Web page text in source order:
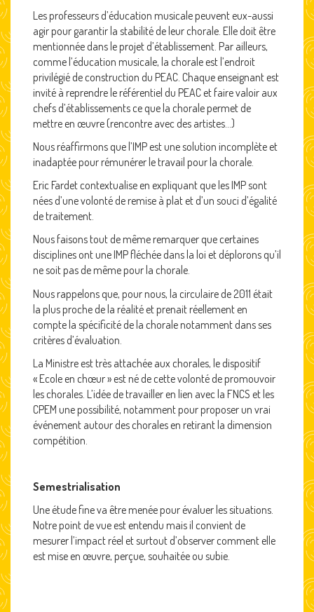
Les professeurs d’éducation musicale peuvent eux-aussi
agir pour garantir la stabilité de leur chorale. Elle doit être
mentionnée dans le projet d’établissement. Par ailleurs,
comme l’éducation musicale, la chorale est l’endroit
privilégié de construction du PEAC. Chaque enseignant est
invité à reprendre le référentiel du PEAC et faire valoir aux
chefs d’établissements ce que la chorale permet de
mettre en œuvre (rencontre avec des artistes…)
Nous réaffirmons que l’IMP est une solution incomplète et
inadaptée pour rémunérer le travail pour la chorale.
Eric Fardet contextualise en expliquant que les IMP sont
nées d’une volonté de remise à plat et d’un souci d’égalité
de traitement.
Nous faisons tout de même remarquer que certaines
disciplines ont une IMP fléchée dans la loi et déplorons qu’il
ne soit pas de même pour la chorale.
Nous rappelons que, pour nous, la circulaire de 2011 était
la plus proche de la réalité et prenait réellement en
compte la spécificité de la chorale notamment dans ses
critères d’évaluation.
La Ministre est très attachée aux chorales, le dispositif
« Ecole en chœur » est né de cette volonté de promouvoir
les chorales. L’idée de travailler en lien avec la FNCS et les
CPEM une possibilité, notamment pour proposer un vrai
événement autour des chorales en retirant la dimension
compétition.
Semestrialisation
Une étude fine va être menée pour évaluer les situations.
Notre point de vue est entendu mais il convient de
mesurer l’impact réel et surtout d’observer comment elle
est mise en œuvre, perçue, souhaitée ou subie.